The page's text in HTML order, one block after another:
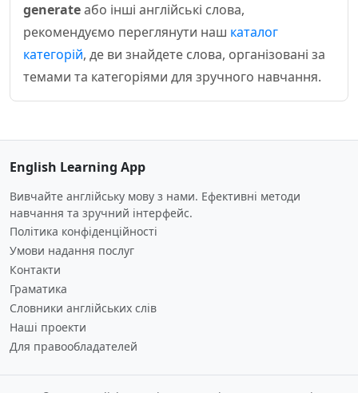
generateабо інші англійські слова,
рекомендуємо переглянути наш каталог
категорій, де ви знайдете слова, організовані за
темами та категоріями для зручного навчання.
English Learning App
Вивчайте англійську мову з нами. Ефективні методи
навчання та зручний інтерфейс.
Політика конфіденційності
Умови надання послуг
Контакти
Граматика
Словники англійських слів
Наші проекти
Для правообладателей